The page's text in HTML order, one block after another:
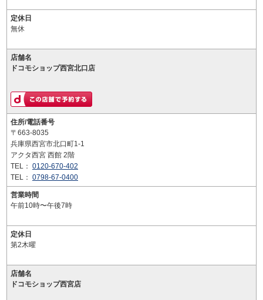
定休日
無休
店舗名
ドコモショップ西宮北口店
住所/電話番号
〒663-8035
兵庫県西宮市北口町1-1
アクタ西宮 西館 2階
TEL： 0120-670-402
TEL： 0798-67-0400
営業時間
午前10時〜午後7時
定休日
第2木曜
店舗名
ドコモショップ西宮店